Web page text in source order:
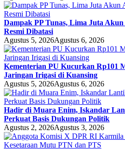
Dampak PP Tunas, Lima Juta
Resmi Dibatasi
Agustus 5, 2026Agustus 6, 2026
Kementerian PU Kucurkan Rp101
Jaringan Irigasi di Kuansing
Agustus 5, 2026Agustus 6, 2026
Hadir di Muara Enim, Iskandar
Perkuat Basis Dukungan Politik
Agustus 2, 2026Agustus 3, 2026